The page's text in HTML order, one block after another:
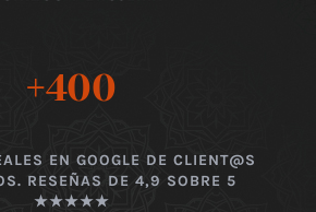
+400
EN GOOGLE DE CLIENT@S
RESEÑAS DE 4,9 SOBRE 5
★★★★★